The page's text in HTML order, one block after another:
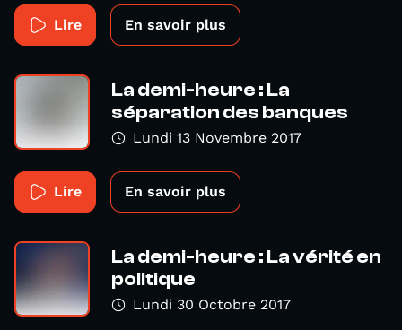
Lire En savoir plus
La demi-heure : La
séparation des banques
Lundi 13 Novembre 2017
Lire En savoir plus
La demi-heure : La vérité en
politique
Lundi 30 Octobre 2017